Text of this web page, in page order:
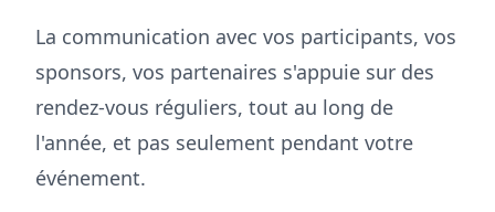
La communication avec vos participants, vos
sponsors, vos partenaires s'appuie sur des
rendez-vous réguliers, tout au long de
l'année, et pas seulement pendant votre
événement.